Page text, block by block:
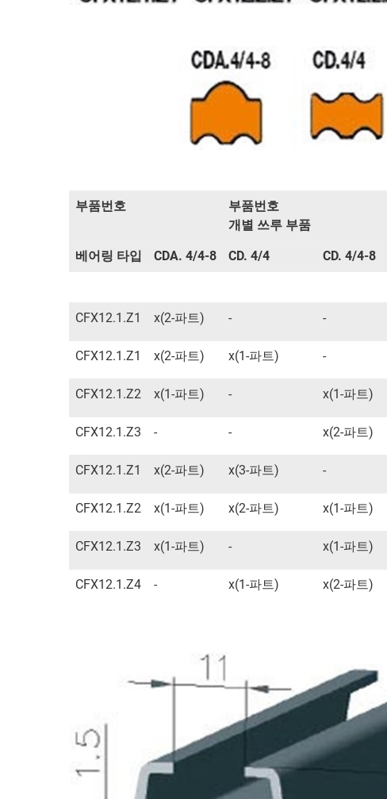
부품번호
부품번호
개별 쓰루 부품
베어링 타입 CDA. 4/4-8 CD. 4/4 CD. 4/4-8
CFX12.1.Z1 x(2-파트) - -
CFX12.1.Z1 x(2-파트) x(1-파트) -
CFX12.1.Z2 x(1-파트) - x(1-파트)
CFX12.1.Z3 - - x(2-파트)
CFX12.1.Z1 x(2-파트) x(3-파트) -
CFX12.1.Z2 x(1-파트) x(2-파트) x(1-파트)
CFX12.1.Z3 x(1-파트) - x(1-파트)
CFX12.1.Z4 - x(1-파트) x(2-파트)